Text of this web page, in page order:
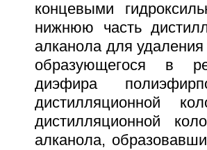
концевыми
нижнюю часть
алканола для
образующегося в
диэфира
дистилляционной
дистилляционной
алканола,